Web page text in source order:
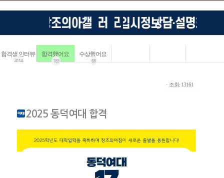
합격생 인터뷰
4114
합격했어요
183
수상했어요
68
ㆍ조회: 13161
2025 동덕여대 합격